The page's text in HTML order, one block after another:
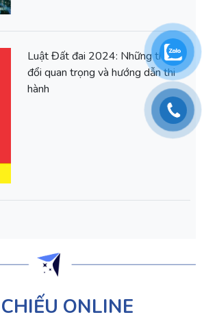
Luật Đất đai 2024: Những thay
đổi quan trọng và hướng dẫn thi
hành
ONLINE